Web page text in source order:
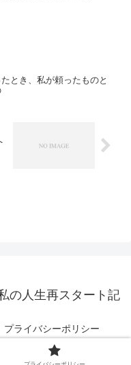
とき、私が頼ったものと
の人生再スタート記
プライバシーポリシー
の人生再スタート記録.